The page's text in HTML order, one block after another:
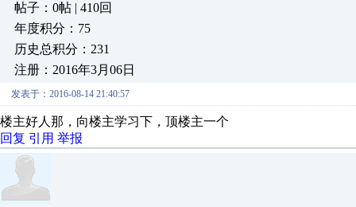
帖子：0帖 | 410回
年度积分：75
历史总积分：231
注册：2016年3月06日
发表于：2016-08-14 21:40:57
楼主好人那，向楼主学习下，顶楼主一个
回复 引用 举报